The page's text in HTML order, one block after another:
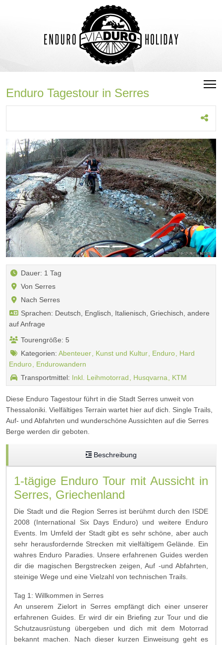
Enduro Tagestour in Serres
Zurück Weiter
Dauer: 1 Tag
Von Serres
Nach Serres
Sprachen: Deutsch, Englisch, Italienisch, Griechisch, andere
auf Anfrage
Tourengröße: 5
Kategorien: Abenteuer Kunst und Kultur Enduro
Hard
Enduro
Endurowandern
Transportmittel: Inkl. Leihmotorrad Husqvarna KTM
Diese Enduro Tagestour führt in die Stadt Serres unweit von
Thessaloniki. Vielfältiges Terrain wartet hier auf dich. Single Trails,
Auf- und Abfahrten und wunderschöne Aussichten auf die Serres
Berge werden dir geboten.
Beschreibung
1-tägige Enduro Tour mit Aussicht in
Serres, Griechenland
Die Stadt und die Region Serres ist berühmt durch den ISDE
2008 (International Six Days Enduro) und weitere Enduro
Events. Im Umfeld der Stadt gibt es sehr schöne, aber auch
sehr herausfordernde Strecken mit vielfältigem Gelände. Ein
wahres Enduro Paradies. Unsere erfahrenen Guides werden
dir die magischen Bergstrecken zeigen, Auf -und Abfahrten,
steinige Wege und eine Vielzahl von technischen Trails.
Tag 1: Willkommen in Serres
An unserem Zielort in Serres empfängt dich einer unserer
erfahrenen Guides. Er wird dir ein Briefing zur Tour und die
Schutzausrüstung übergeben und dich mit dem Motorrad
bekannt machen. Nach dieser kurzen Einweisung geht es